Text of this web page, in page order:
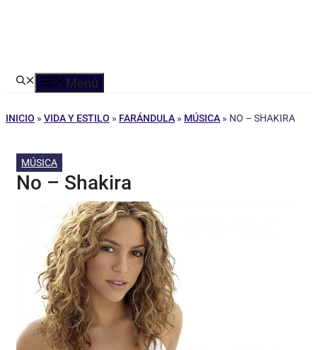
Menú
INICIO » VIDA Y ESTILO » FARÁNDULA » MÚSICA » NO – SHAKIRA
MÚSICA
No – Shakira